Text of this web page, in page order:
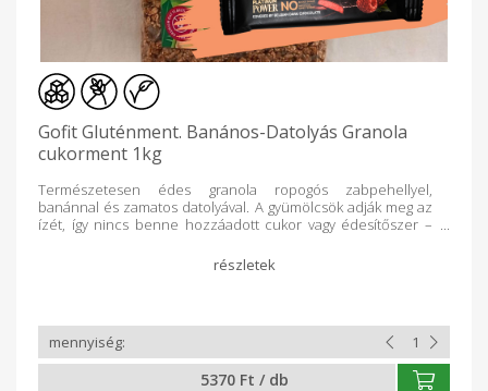
Gofit Gluténment. Banános-Datolyás Granola
cukorment 1kg
Természetesen édes granola ropogós zabpehellyel,
banánnal és zamatos datolyával. A gyümölcsök adják meg az
ízét, így nincs benne hozzáadott cukor vagy édesítőszer –
joghurttal, tejjel vagy akár önmagában ropogtatnivalóként.
Elkészítési javaslat: tejjel, joghurttal, smoothie feltétként, de
8,1g, FEHÉRJE : 10g, ROST: 12 g, SÓ: 0,2 g Gyártó: GOF
Hungary Kft. - Nyíregyháza GLUTÉNMENTES
ZABFELDOLGOZÓ ÜZEM
5370 Ft / db